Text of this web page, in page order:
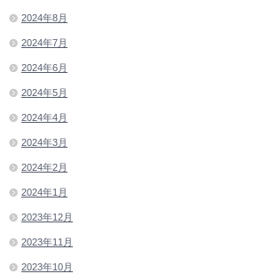
2024年8月
2024年7月
2024年6月
2024年5月
2024年4月
2024年3月
2024年2月
2024年1月
2023年12月
2023年11月
2023年10月